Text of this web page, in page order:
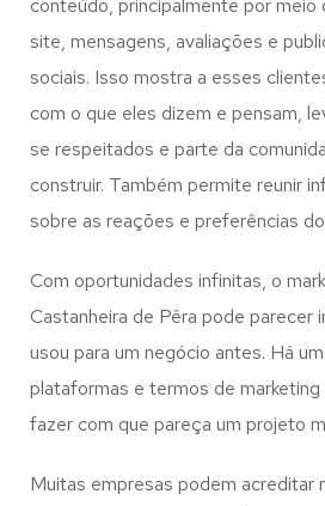
conteúdo, principalmente por meio
site, mensagens, avaliações e
sociais. Isso mostra a esses
com o que eles dizem e pensam,
se respeitados e parte da
construir. Também permite reunir
sobre as reações e preferências
Com oportunidades infinitas, o
Castanheira de Pêra pode parecer
usou para um negócio antes. Há
plataformas e termos de
fazer com que pareça um projeto
Muitas empresas podem acreditar